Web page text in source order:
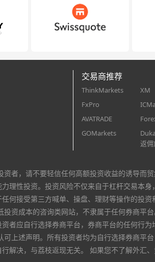
交易商推荐
ThinkMarkets XM
FxPro
AVATRADE
GOMarkets
返佣)
者，请不要轻信任何高额投资收益的诱导
理性投资。投资风险不仅来自于杠杆交易本
何接受第三方喊单、操盘、理财等操作的投
资成本的咨询类网站，不隶属于任何券商
者应自行选择券商平台，券商平台的任何行为
上述声明。所有投资者均为自行选择券商平
解决，与荔枝返现无关。 如果您不了解外汇